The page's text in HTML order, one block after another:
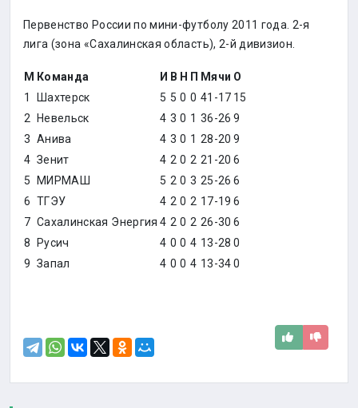
Первенство России по мини-футболу 2011 года. 2-я
лига (зона «Сахалинская область), 2-й дивизион.
М Команда И В Н П Мячи О
1
Шахтерск 5 5 0 0 41-17 15
2
Невельск 4 3 0 1 36-26 9
3 Анива 4 3 0 1 28-20 9
4 Зенит 4 2 0 2 21-20 6
5
МИРМАШ 5 2 0 3 25-26 6
6 ТГЭУ 4 2 0 2 17-19 6
7 Сахалинская Энергия 4 2 0 2 26-30 6
8
Русич 4 0 0 4 13-28 0
9 Запал 4 0 0 4 13-340